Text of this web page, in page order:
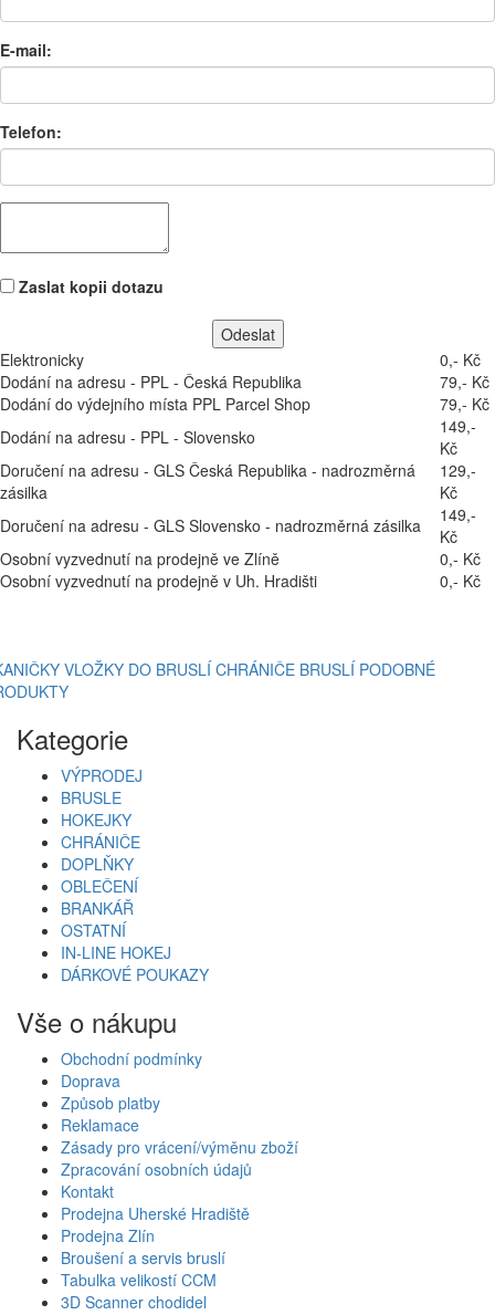
E-mail:
Telefon:
Zaslat kopii dotazu
Elektronicky
0,- Kč
Dodání na adresu - PPL - Česká Republika
79,- Kč
Dodání do výdejního místa PPL Parcel Shop
79,- Kč
Dodání na adresu - PPL - Slovensko
149,-
Kč
Doručení na adresu - GLS Česká Republika - nadrozměrná
zásilka
129,-
Kč
Doručení na adresu - GLS Slovensko - nadrozměrná zásilka
149,-
Kč
Osobní vyzvednutí na prodejně ve Zlíně
0,- Kč
Osobní vyzvednutí na prodejně v Uh. Hradišti
0,- Kč
VLOŽKY DO BRUSLÍ CHRÁNIČE BRUSLÍ PODOBNÉ
Kategorie
VÝPRODEJ
BRUSLE
HOKEJKY
CHRÁNIČE
DOPLŇKY
OBLEČENÍ
BRANKÁŘ
OSTATNÍ
IN-LINE HOKEJ
DÁRKOVÉ POUKAZY
Vše o nákupu
Obchodní podmínky
Doprava
Způsob platby
Reklamace
Zásady pro vrácení/výměnu zboží
Zpracování osobních údajů
Kontakt
Prodejna Uherské Hradiště
Prodejna Zlín
Broušení a servis bruslí
Tabulka velikostí CCM
3D Scanner chodidel